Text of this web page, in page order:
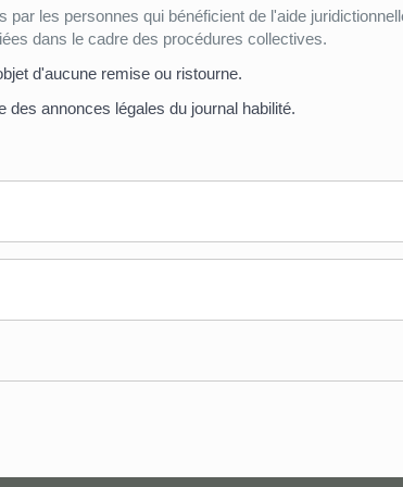
les personnes qui bénéficient de l'aide
dans le cadre des procédures collectives.
d'aucune remise ou ristourne.
des annonces légales du journal habilité.